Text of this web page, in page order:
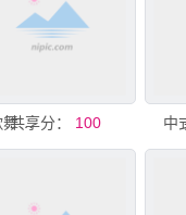
歌舞节庆标识
共享分： 100